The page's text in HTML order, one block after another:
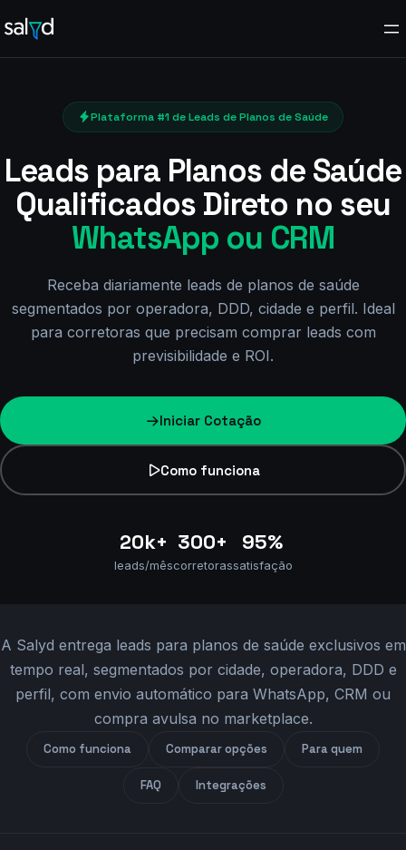
para
o
Plataforma #1 de Leads de Planos de Saúde
Leads para Planos de Saúde
Qualificados Direto no seu
WhatsApp ou CRM
Receba diariamente leads de planos de saúde
segmentados por operadora, DDD, cidade e perfil. Ideal
para corretoras que precisam comprar leads com
previsibilidade e ROI.
Iniciar Cotação
Como funciona
20k+
leads/mês
300+
corretoras
95%
satisfação
Resposta rápida
A Salyd entrega leads para planos de saúde exclusivos em
tempo real, segmentados por cidade, operadora, DDD e
perfil, com envio automático para WhatsApp, CRM ou
compra avulsa no marketplace.
Como funciona Comparar opções Para quem
FAQ Integrações